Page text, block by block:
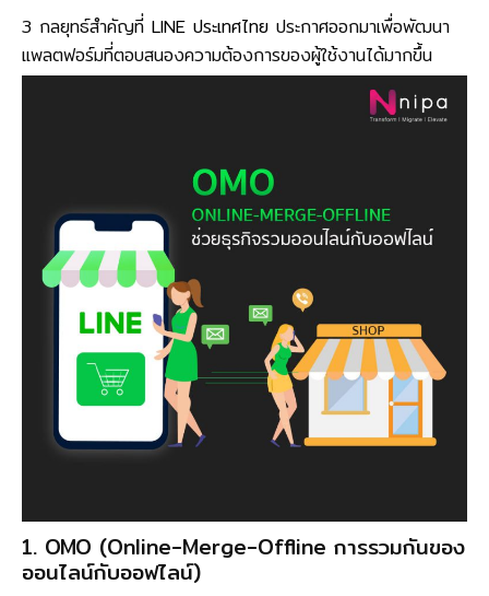
3 กลยุทธ์สำคัญที่ LINE ประเทศไทย ประกาศออกมาเพื่อพัฒนา
แพลตฟอร์มที่ตอบสนองความต้องการของผู้ใช้งานได้มากขึ้น
1. OMO (Online-Merge-Offline การรวมกันของ
ออนไลน์กับออฟไลน์)